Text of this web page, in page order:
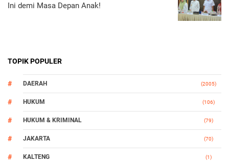
Ini demi Masa Depan Anak!
TOPIK POPULER
DAERAH (2005)
HUKUM (106)
HUKUM & KRIMINAL (79)
JAKARTA (70)
KALTENG (1)